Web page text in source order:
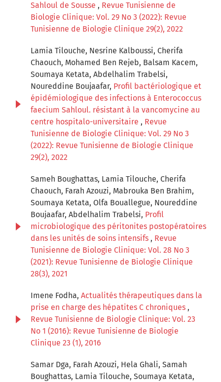
Sahloul de Sousse , Revue Tunisienne de
Biologie Clinique: Vol. 29 No 3 (2022): Revue
Tunisienne de Biologie Clinique 29(2), 2022
Lamia Tilouche, Nesrine Kalboussi, Cherifa
Chaouch, Mohamed Ben Rejeb, Balsam Kacem,
Soumaya Ketata, Abdelhalim Trabelsi,
Noureddine Boujaafar, Profil bactériologique et
épidémiologique des infections à Enterococcus
faecium Sahloul. résistant à la vancomycine au
centre hospitalo-universitaire , Revue
Tunisienne de Biologie Clinique: Vol. 29 No 3
(2022): Revue Tunisienne de Biologie Clinique
29(2), 2022
Sameh Boughattas, Lamia Tilouche, Cherifa
Chaouch, Farah Azouzi, Mabrouka Ben Brahim,
Soumaya Ketata, Olfa Bouallegue, Noureddine
Boujaafar, Abdelhalim Trabelsi, Profil
microbiologique des péritonites postopératoires
dans les unités de soins intensifs , Revue
Tunisienne de Biologie Clinique: Vol. 28 No 3
(2021): Revue Tunisienne de Biologie Clinique
28(3), 2021
Imene Fodha, Actualités thérapeutiques dans la
prise en charge des hépatites C chroniques ,
Revue Tunisienne de Biologie Clinique: Vol. 23
No 1 (2016): Revue Tunisienne de Biologie
Clinique 23 (1), 2016
Samar Dga, Farah Azouzi, Hela Ghali, Samah
Boughattas, Lamia Tilouche, Soumaya Ketata,